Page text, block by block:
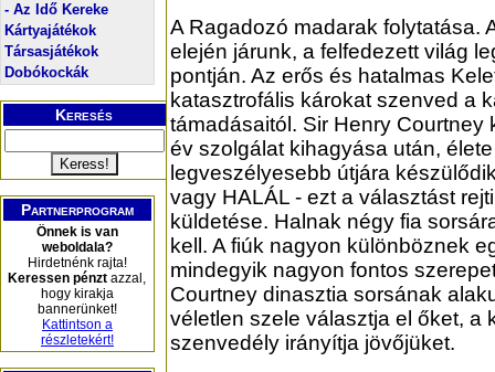
- Az Idő Kereke
Kártyajátékok
Társasjátékok
Dobókockák
Keresés
Partnerprogram
Önnek is van
weboldala?
Hirdetnénk rajta!
Keressen pénzt azzal,
hogy kirakja
bannerünket!
Kattintson a
részletekért!
A Ragadozó madarak folytatása.
elején járunk, a felfedezett világ
pontján. Az erős és hatalmas
katasztrofális károkat szenved a
támadásaitól. Sir Henry Courtney
év szolgálat kihagyása után, élete
legveszélyesebb útjára
vagy HALÁL - ezt a választást
küldetése. Halnak négy fia
kell. A fiúk nagyon különböznek
mindegyik nagyon fontos
Courtney dinasztia sorsának
véletlen szele választja el őket, a
szenvedély irányítja jövőjüket.